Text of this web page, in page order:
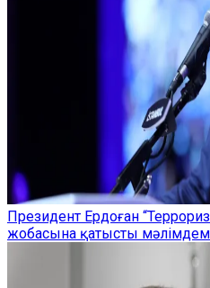
Президент Ердоған
жобасына қатысты